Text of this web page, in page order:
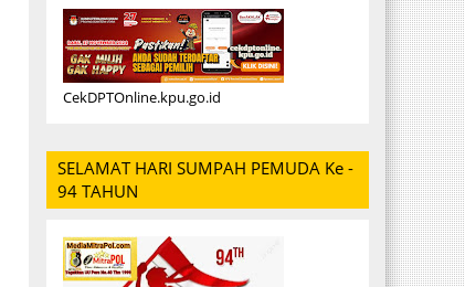
CekDPTOnline.kpu.go.id
SELAMAT HARI SUMPAH PEMUDA Ke -
94 TAHUN